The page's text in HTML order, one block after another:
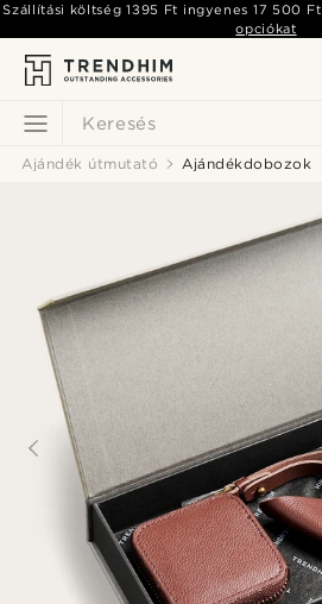
Keresés
Szállítási költség1395 Ft ingyenes 17 500 Ft
opciókat
Ajándék útmutató Ajándékdobozok